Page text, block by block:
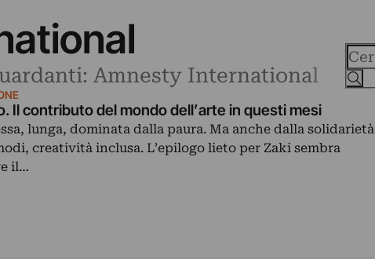
Amnesty International
Il contributo del mondo dell’arte in questi mesi
lunga, dominata dalla paura. Ma anche dalla solidarietà
creatività inclusa. L’epilogo lieto per Zaki sembra
il…